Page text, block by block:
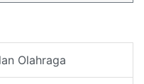
Olahraga